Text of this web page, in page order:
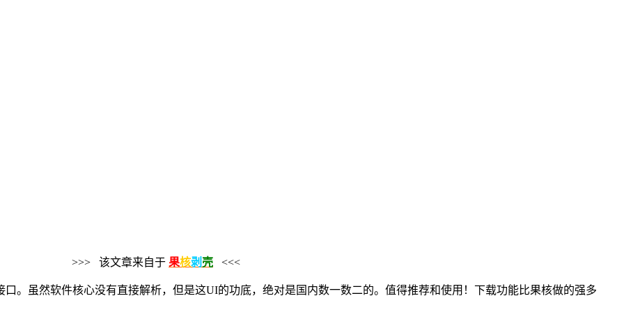
>>> 该文章来自于 果核剥 壳 <<<
。虽然软件核心没有直接解析，但是这UI的功底，绝对是国内数一数二的。值得推荐和使用！下载功能比果核做的强多